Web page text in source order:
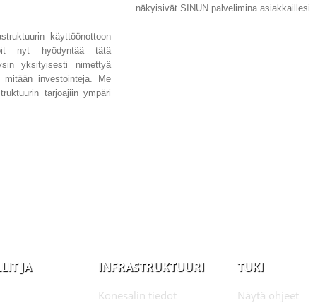
käyttöönottoon
nyt hyödyntää tätä
yksityisesti nimettyä
mitään investointeja. Me
tarjoajiin ympäri
näkyisivät SINUN palvelimina asiakkaillesi.
JA
INFRASTRUKTUURI
Konesalin tiedot
TUKI
Näytä ohjeet